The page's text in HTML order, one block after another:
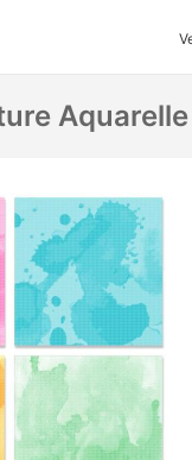
Aquarelle